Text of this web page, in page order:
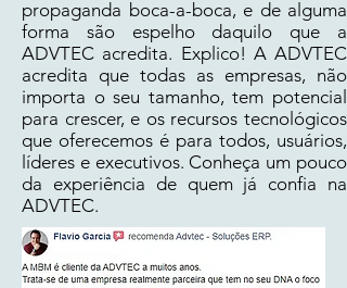
propaganda boca-a-boca, e de alguma
forma são espelho daquilo que a
ADVTEC acredita. Explico! A ADVTEC
acredita que todas as empresas, não
importa o seu tamanho, tem potencial
para crescer, e os recursos tecnológicos
que oferecemos é para todos, usuários,
líderes e executivos. Conheça um pouco
da experiência de quem já confia na
ADVTEC.